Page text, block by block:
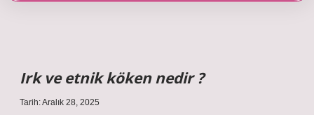
Irk ve etnik köken nedir ?
Tarih: Aralık 28, 2025